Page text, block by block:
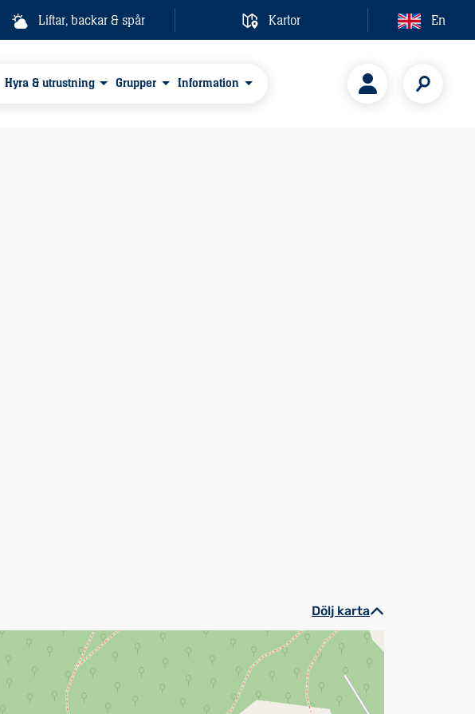
Liftar, backar & spår Kartor En
Hyra & utrustning Grupper Information
Dölj karta